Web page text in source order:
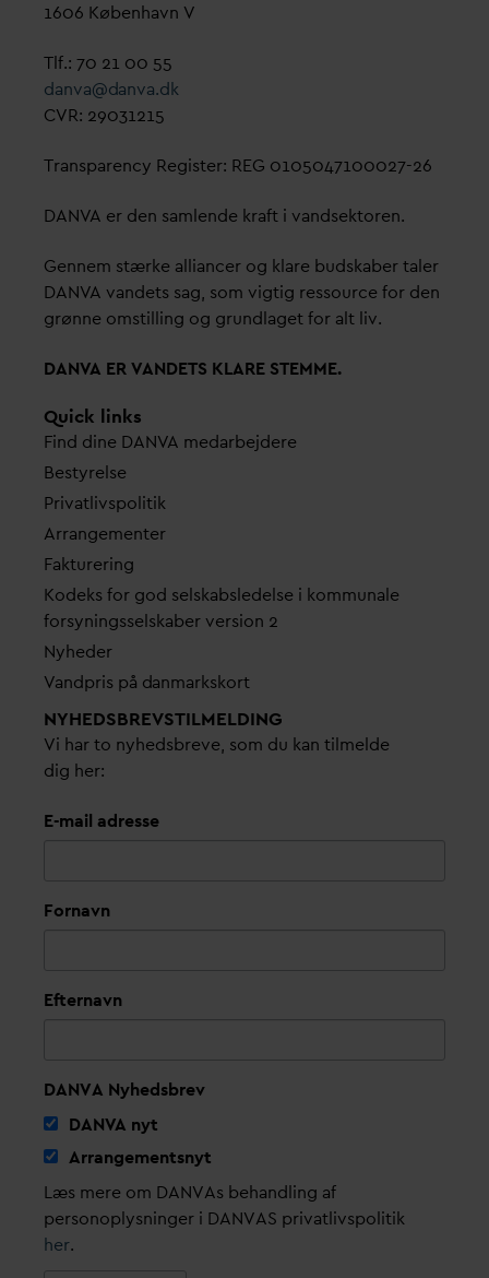
1606 København V
Tlf.: 70 21 00 55
danva@danva.dk
CVR: 29031215
Transparency Register: REG 0105047100027-26
DANVA er den samlende kraft i vandsektoren.
Gennem stærke alliancer og klare budskaber taler
DANVA vandets sag, som vigtig ressource for den
grønne omstilling og grundlaget for alt liv.
DANVA ERVANDETS KLARE STEMME.
Quick links
Find dine DANVA medarbejdere
Bestyrelse
Privatlivspolitik
Arrangementer
Fakturering
Kodeks for god selskabsledelse i kommunale
forsyningsselskaber version 2
Nyheder
Vandpris på danmarkskort
NYHEDSBREVS­TILMELDING
Vi har to nyhedsbreve, som du kan tilmelde
dig her:
E-mail adresse
Fornavn
Efternavn
DANVA Nyhedsbrev
DANVA nyt
Arrangementsnyt
Læs mere om DANVAs behandling af
personoplysninger i DANVAS privatlivspolitik
her.